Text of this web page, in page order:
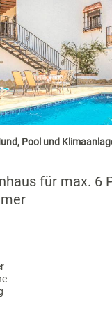
Pool und
für max. 6